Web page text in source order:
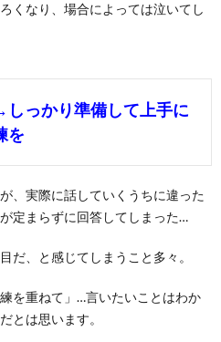
くなり、場合によっては泣いてし
っかり準備して上手に
を
、実際に話していくうちに違った
定まらずに回答してしまった…
だ、と感じてしまうこと多々。
を重ねて」…言いたいことはわか
とは思います。